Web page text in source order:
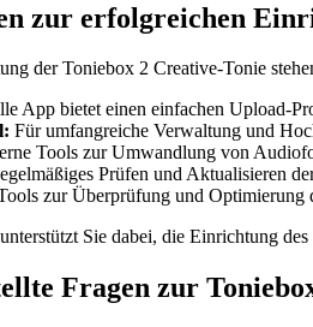
zur erfolgreichen
der Toniebox 2 Creative-Tonie
App bietet einen einfachen Upload-
Für umfangreiche Verwaltung und
Tools zur Umwandlung von
Prüfen und Aktualisieren
zur Überprüfung und
Sie dabei, die Einrichtung
Fragen zur